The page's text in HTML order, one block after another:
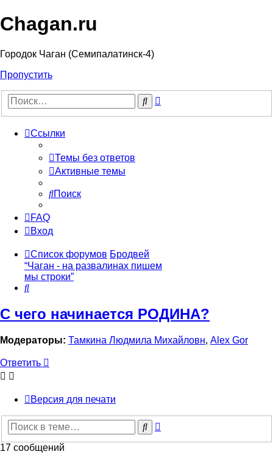
Chagan.ru
Городок Чаган (Семипалатинск-4)
Пропустить
Поиск
Ссылки
Темы без ответов
Активные темы
Поиск
FAQ
Вход
Список форумов Бродвей
“Чаган - на развалинах пишем
мы строки”
Поиск
С чего начинается РОДИНА?
Модераторы: Тамкина Людмила Михайловн, Alex Gor
Ответить
Версия для печати
Поиск
17 сообщений